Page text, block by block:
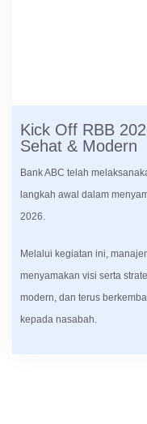
Kick Off RBB
Sehat & Modern
Bank ABC telah
langkah awal dalam
2026.
Melalui kegiatan ini,
menyamakan visi serta
sehat, modern, dan terus
pelayanan terbaik kepada